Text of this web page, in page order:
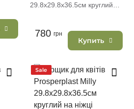
29.8х29.8х36.5см круглий
780 грн
Купить
Sale